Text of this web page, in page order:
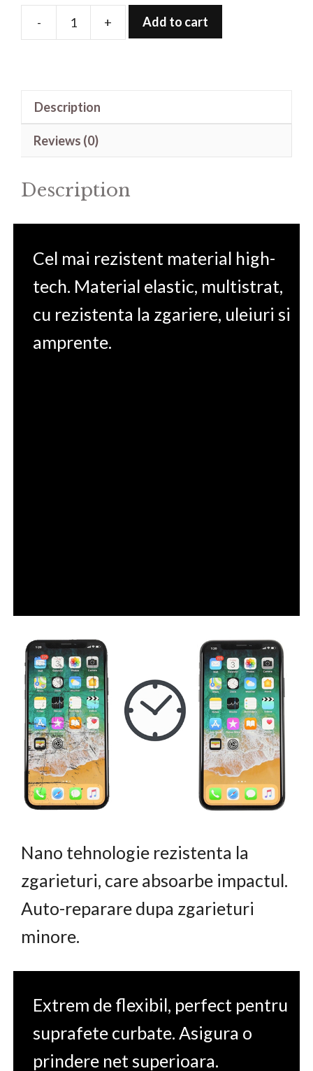
-
Folie
quantity
+ Add to cart
Description
Reviews (0)
Description
Cel mai rezistent material high-
tech. Material elastic, multistrat,
cu rezistenta la zgariere, uleiuri si
amprente.
Nano tehnologie rezistenta la
zgarieturi, care absoarbe impactul.
Auto-reparare dupa zgarieturi
minore.
Extrem de flexibil, perfect pentru
suprafete curbate. Asigura o
prindere net superioara.